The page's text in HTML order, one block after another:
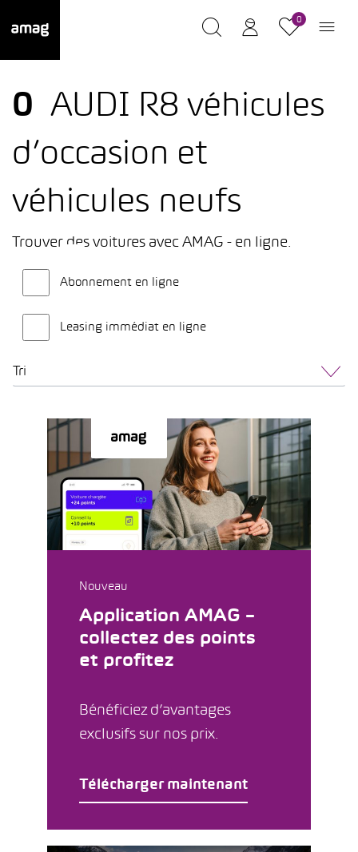
0
0 AUDI R8 véhicules
d’occasion et
véhicules neufs
Trouver des voitures avec AMAG - en ligne.
Abonnement en ligne
Leasing immédiat en ligne
Tri
Nouveau
Application AMAG –
collectez des points
et profitez
Bénéficiez d’avantages
exclusifs sur nos prix.
Télécharger maintenant